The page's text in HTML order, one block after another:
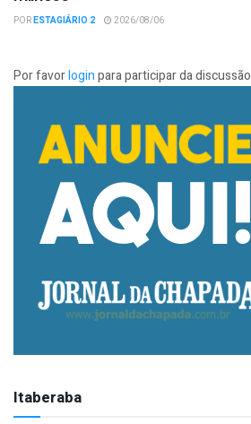
PORESTAGIÁRIO 2 2026/08/06
Por favorloginpara participar da discussão
Itaberaba